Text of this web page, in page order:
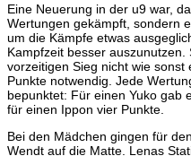
Eine Neuerung in der u9 war,
Wertungen gekämpft, sondern
um die Kämpfe etwas
Kampfzeit besser
vorzeitigen Sieg nicht wie
Punkte notwendig. Jede
bepunktet: Für einen Yuko gab
für einen Ippon vier Punkte.
Bei den Mädchen gingen für
Wendt auf die Matte. Lenas